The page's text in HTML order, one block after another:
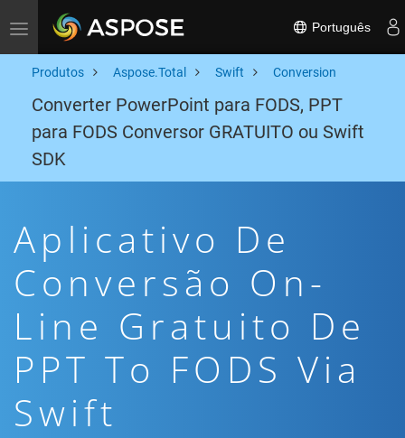
Toggle navigation Português
Produtos Aspose.Total Swift Conversion
Converter PowerPoint para FODS, PPT
para FODS Conversor GRATUITO ou Swift
SDK
Aplicativo De
Conversão On-
Line Gratuito De
PPT To FODS Via
Swift